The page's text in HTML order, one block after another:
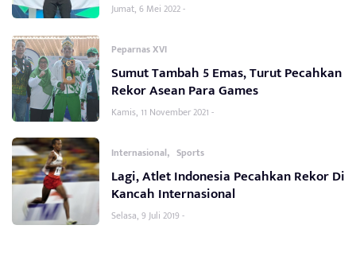
Jumat, 6 Mei 2022 -
Peparnas XVI
Sumut Tambah 5 Emas, Turut Pecahkan
Rekor Asean Para Games
Kamis, 11 November 2021 -
Internasional, Sports
Lagi, Atlet Indonesia Pecahkan Rekor Di
Kancah Internasional
Selasa, 9 Juli 2019 -